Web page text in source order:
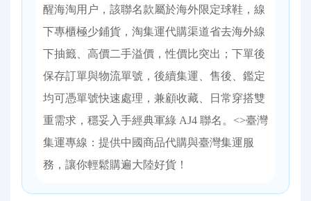
醒海淘用户，該聯名款屬於海外限定球鞋，線
下專櫃極少鋪貨，淘集運代購渠道省去海外線
下抽籤、高價二手溢價，性價比突出；下單後
保存訂單與物流單號，後續集運、售後、鑑定
均可憑單號快速處理，兼顧收藏、日常穿搭雙
重需求，穩妥入手經典軍綠 AJ4 聯名。<>臺灣
集運專線：提供中國商品代購與臺灣集運服
務，讓你輕鬆購遍大陸好貨！